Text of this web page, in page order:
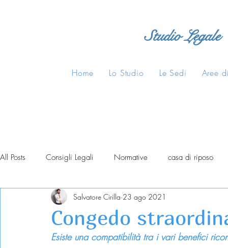
Studio Legale
Home Lo Studio Le Sedi Aree
All Posts Consigli Legali Normative casa di riposo
Congedo
Salvatore Cirilla 23 ago 2021
Esiste una compatibilità tra i vari benefici